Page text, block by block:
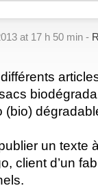
at 17 h 50 min -
(bio)
un texte
client d’un